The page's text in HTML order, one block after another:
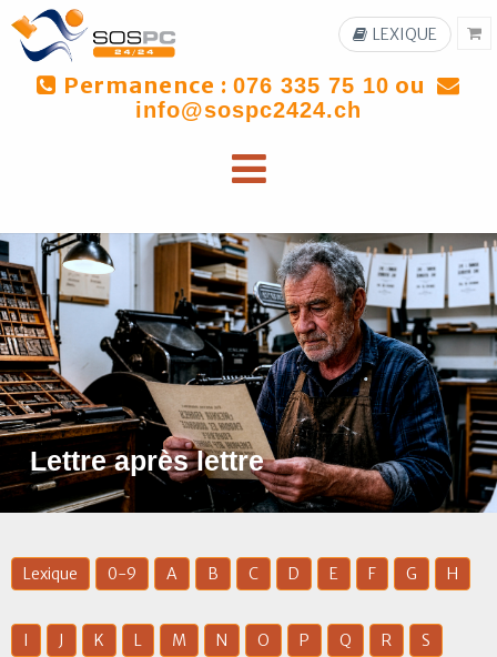
Permanence : 076 335 75 10 ou
info@sospc2424.ch
LEXIQUE
Lettre après lettre
Lexique 0-9 A B C D E F G H
I J K L M N O P Q R S